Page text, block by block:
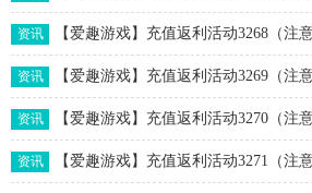
资讯 【爱趣游戏】充值返利活动3268（注
资讯 【爱趣游戏】充值返利活动3269（注
资讯 【爱趣游戏】充值返利活动3270（注
资讯 【爱趣游戏】充值返利活动3271（注